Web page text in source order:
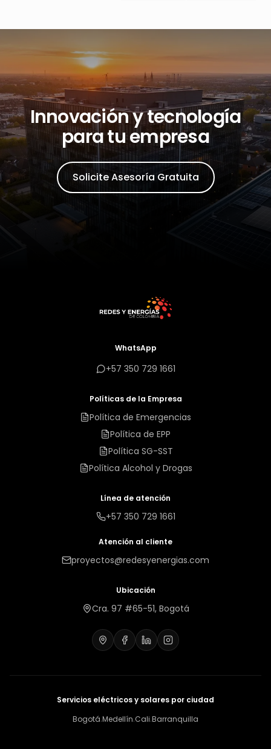
Innovación y tecnología
para tu empresa
Solicite Asesoría Gratuita
WhatsApp
+57 350 729 1661
Políticas de la Empresa
Política de Emergencias
Política de EPP
Política SG-SST
Política Alcohol y Drogas
Línea de atención
+57 350 729 1661
Atención al cliente
proyectos@redesyenergias.com
Ubicación
Cra. 97 #65-51, Bogotá
Servicios eléctricos y solares por ciudad
Bogotá·Medellín·Cali·Barranquilla